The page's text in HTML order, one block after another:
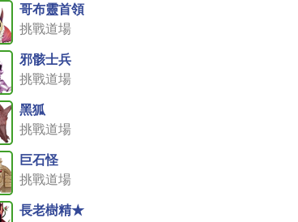
哥布靈首領
挑戰道場
邪骸士兵
挑戰道場
黑狐
挑戰道場
巨石怪
挑戰道場
長老樹精★